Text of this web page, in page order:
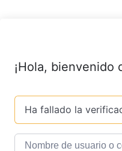
¡Hola, bienvenido
Ha fallado la